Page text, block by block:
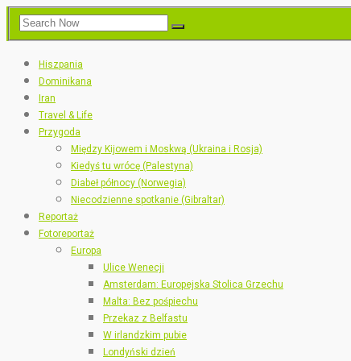
Hiszpania
Dominikana
Iran
Travel & Life
Przygoda
Między Kijowem i Moskwą (Ukraina i Rosja)
Kiedyś tu wrócę (Palestyna)
Diabeł północy (Norwegia)
Niecodzienne spotkanie (Gibraltar)
Reportaż
Fotoreportaż
Europa
Ulice Wenecji
Amsterdam: Europejska Stolica Grzechu
Malta: Bez pośpiechu
Przekaz z Belfastu
W irlandzkim pubie
Londyński dzień